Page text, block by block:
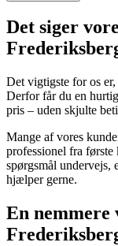
Det siger
Det vigtigste for os
Derfor får du en
pris – uden skjulte
Mange af vores
professionel fra
spørgsmål undervejs,
hjælper gerne.
En